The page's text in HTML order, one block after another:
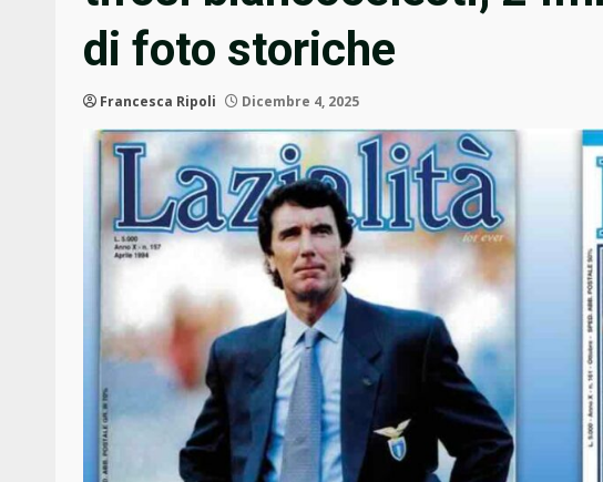
di foto storiche
Francesca Ripoli Dicembre 4, 2025